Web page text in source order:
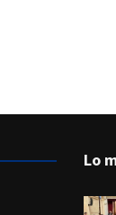
Lo